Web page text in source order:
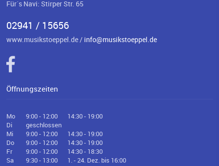
Für`s Navi: Stirper Str. 65
02941 / 15656
www.musikstoeppel.de / info@musikstoeppel.de
Öffnungszeiten
Mo 9:00 - 12:00
14:30 - 19:00
Di
geschlossen
Mi
9:00 - 12:00
14:30 - 19:00
Do
9:00 - 12:00
14:30 - 19:00
Fr
9:00 - 12:00
14:30 - 18:30
Sa
9:30 - 13:00 1. - 24. Dez. bis 16:00